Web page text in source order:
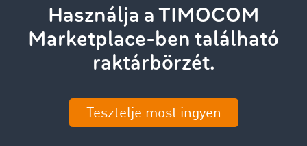
Használja a TIMOCOM
Marketplace-ben található
raktárbörzét.
Tesztelje most ingyen